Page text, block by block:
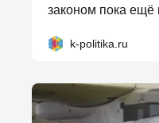
законом пока ещё
k-politika.ru